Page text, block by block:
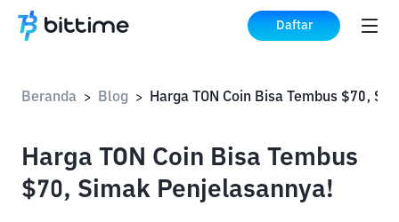
Daftar
Beranda > Blog >
Harga TON Coin Bisa Tembus
$70, Simak Penjelasannya!